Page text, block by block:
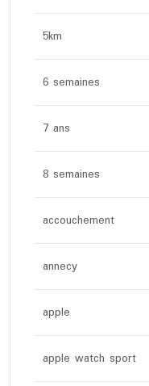
5km
6 semaines
7 ans
8 semaines
accouchement
annecy
apple
apple watch sport